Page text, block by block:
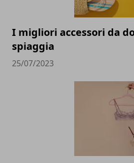
I migliori accessori da
spiaggia
25/07/2023